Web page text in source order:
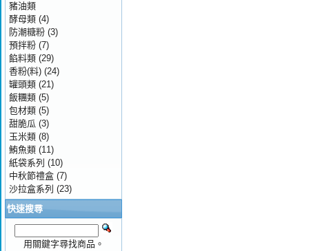
豬油類
酵母類 (4)
防潮糖粉 (3)
預拌粉 (7)
餡料類 (29)
香粉(料) (24)
罐頭類 (21)
飯糰類 (5)
包材類 (5)
甜脆瓜 (3)
玉米類 (8)
鮪魚類 (11)
紙袋系列 (10)
中秋節禮盒 (7)
沙拉盒系列 (23)
快速搜尋
用關鍵字尋找商品。